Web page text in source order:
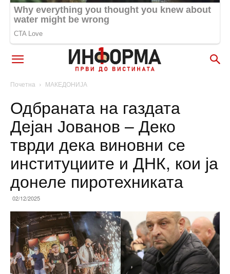
Почетна МАКЕДОНИЈА
Одбраната на газдата
Дејан Јованов – Деко
тврди дека виновни се
институциите и ДНК, кои ја
донеле пиротехниката
02/12/2025